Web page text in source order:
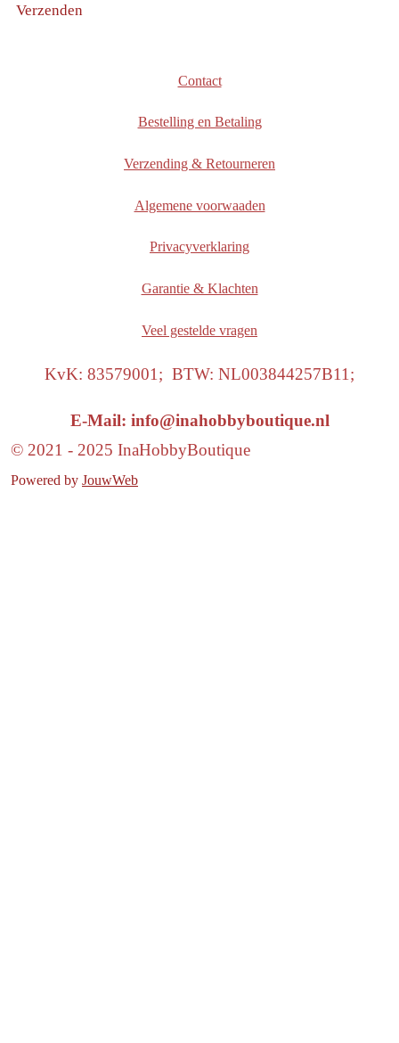
Verzenden
Contact
Bestelling en Betaling
Verzending & Retourneren
Algemene voorwaaden
Privacyverklaring
Garantie & Klachten
Veel gestelde vragen
KvK: 83579001; BTW: NL003844257B11;
E-Mail: info@inahobbyboutique.nl
© 2021 - 2025 InaHobbyBoutique
Powered by JouwWeb